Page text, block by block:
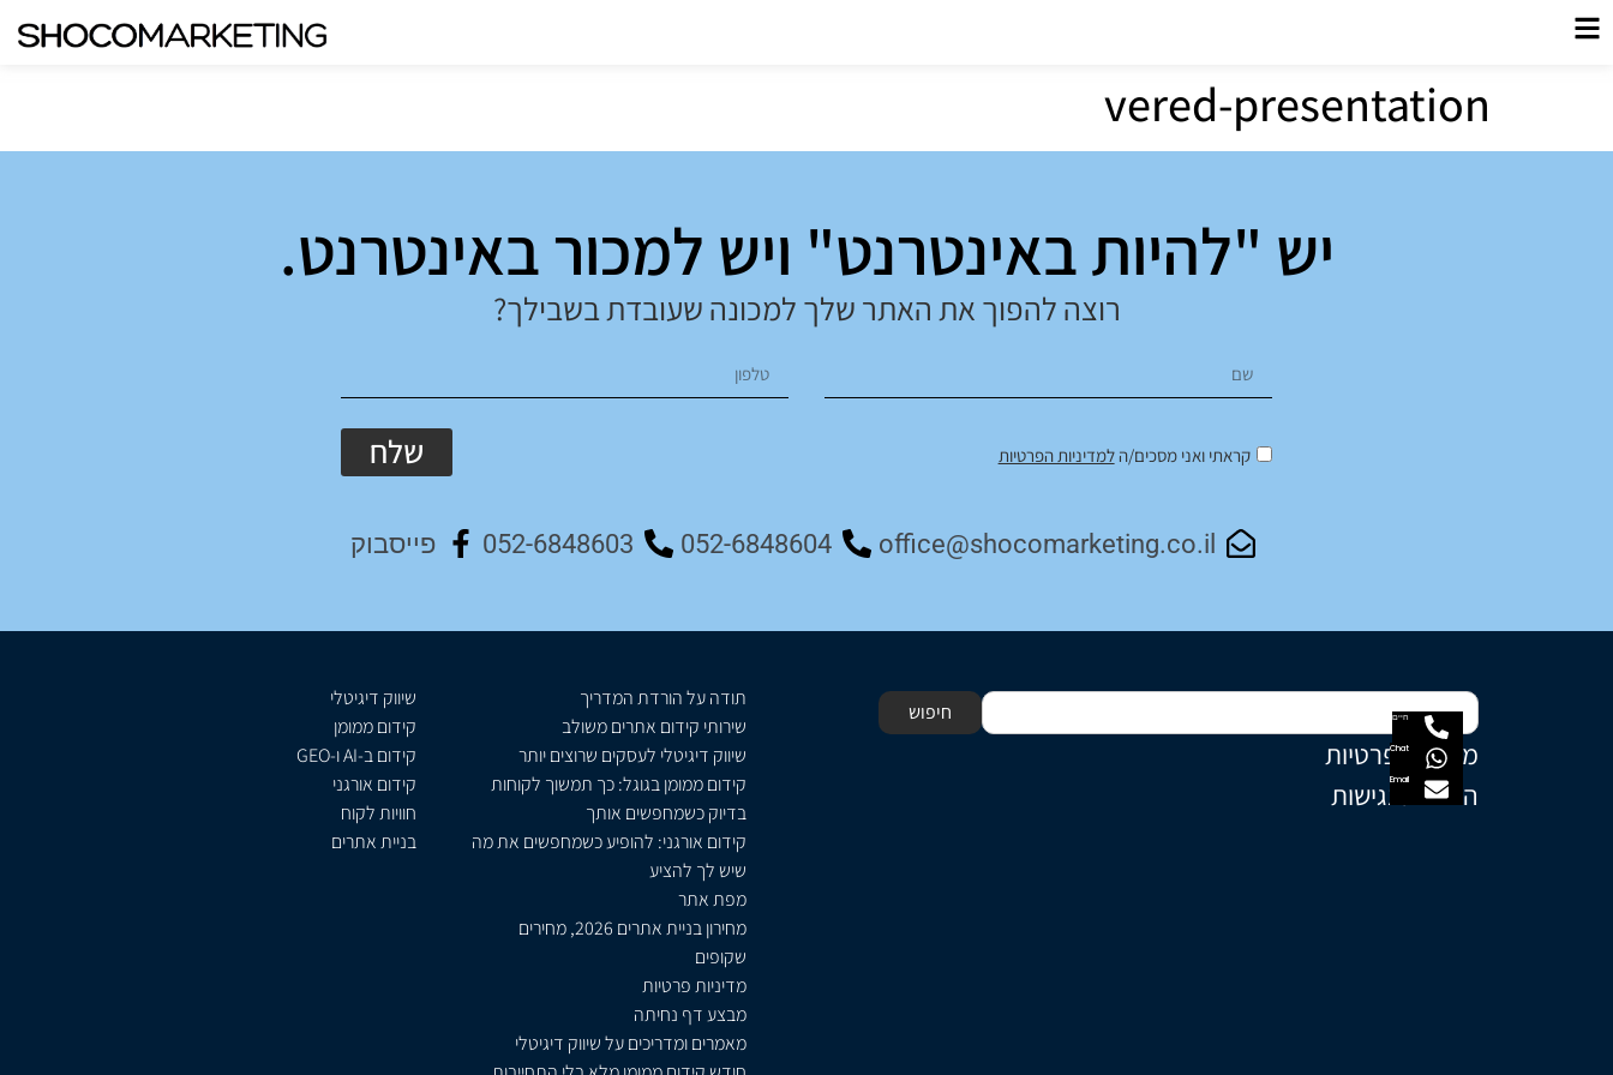
לתוכן
vered-presentation
יש "להיות באינטרנט" ויש למכור באינטרנט.
רוצה להפוך את האתר שלך למכונה שעובדת בשבילך?
קראתי ואני מסכים/הלמדיניות הפרטיות שלח
office@shocomarketing.co.il
052-6848604
052-6848603 פייסבוק
חיפוש
מדיניות פרטיות
הצהרת נגישות
תודה על הורדת המדריך
שירותי קידום אתרים משולב
שיווק דיגיטלי לעסקים שרוצים יותר
קידום ממומן בגוגל: כך תמשוך לקוחות
בדיוק כשמחפשים אותך
קידום אורגני: להופיע כשמחפשים את מה
שיש לך להציע
מפת אתר
מחירון בניית אתרים 2026, מחירים
שקופים
מדיניות פרטיות
מבצע דף נחיתה
מאמרים ומדריכים על שיווק דיגיטלי
שיווק דיגיטלי
קידום ממומן
קידום ב-AI ו-GEO
קידום אורגני
חוויות לקוח
בניית אתרים
חיים
Chat
Email